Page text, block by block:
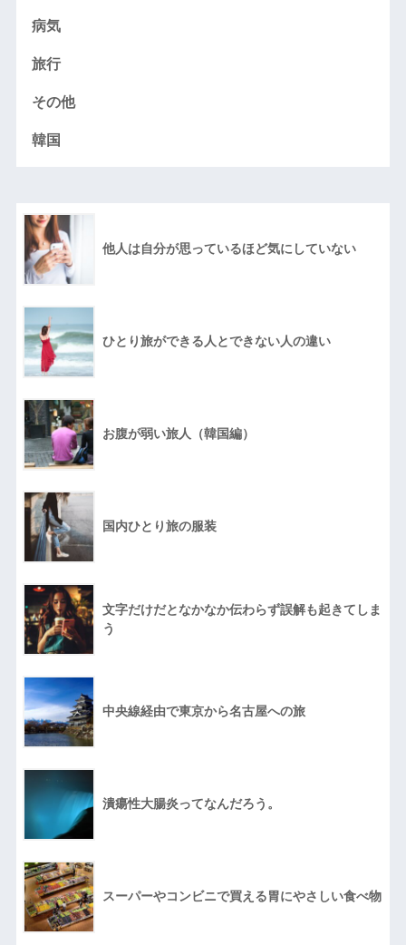
病気
旅行
その他
韓国
他人は自分が思っているほど気にしていない
ひとり旅ができる人とできない人の違い
お腹が弱い旅人（韓国編）
国内ひとり旅の服装
文字だけだとなかなか伝わらず誤解も起きてしま
う
中央線経由で東京から名古屋への旅
潰瘍性大腸炎ってなんだろう。
スーパーやコンビニで買える胃にやさしい食べ物